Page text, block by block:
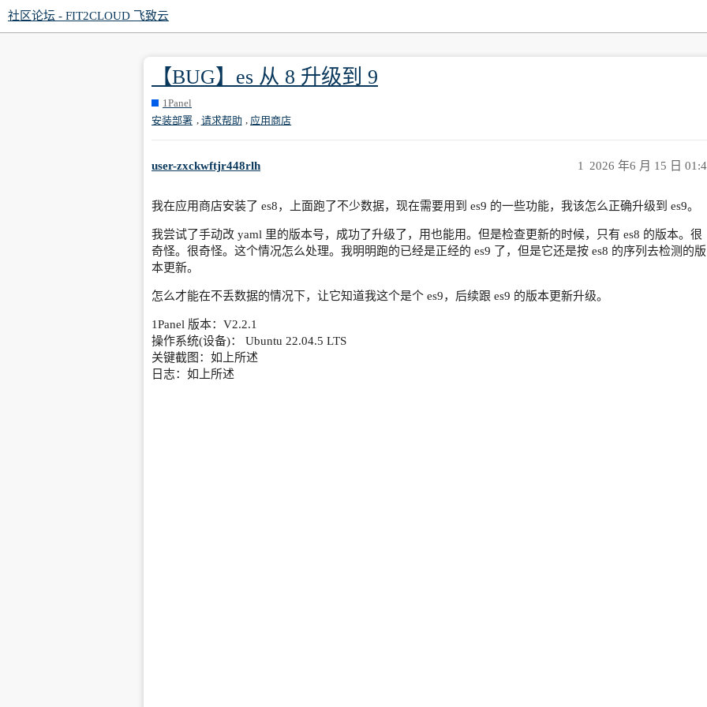
社区论坛 - FIT2CLOUD 飞致云
【BUG】es 从 8 升级到 9
1Panel
安装部署
请求帮助 应用商店
user-zxckwftjr448rlh 2026 年6 月 15 日
1
我在应用商店安装了 es8，上面跑了不少数据，现在需要用到 es9 的一些功能，我该怎么正确升级到 es9。
我尝试了手动改 yaml 里的版本号，成功了升级了，用也能用。但是检查更新的时候，只有 es8 的版本。很
奇怪。很奇怪。这个情况怎么处理。我明明跑的已经是正经的 es9 了，但是它还是按 es8 的序列去检测的版
本更新。
怎么才能在不丢数据的情况下，让它知道我这个是个 es9，后续跟 es9 的版本更新升级。
1Panel 版本：V2.2.1
操作系统(设备)： Ubuntu 22.04.5 LTS
关键截图：如上所述
日志：如上所述